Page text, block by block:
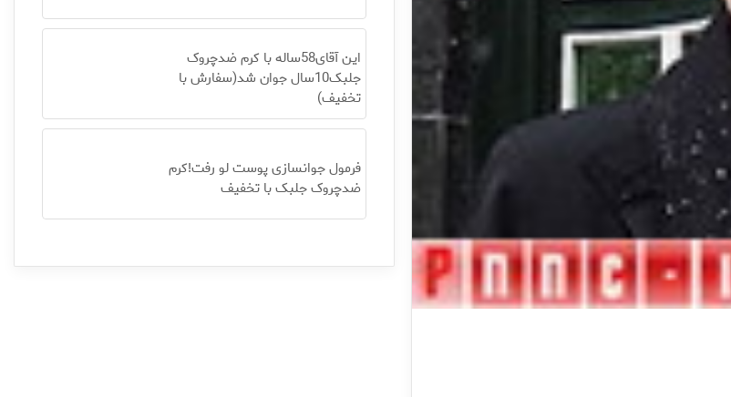
این آقای58ساله با کرم ضدچروک
جلبک10سال جوان شد(سفارش با
تخفیف)
فرمول جوانسازی پوست لو رفت!کرم
ضدچروک جلبک با تخفیف